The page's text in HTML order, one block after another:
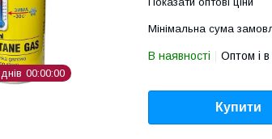
днів 00 00 00
Мінімальна сума
В наявності Оптом і в
Купити